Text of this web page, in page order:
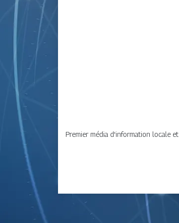
Premier média d'information locale